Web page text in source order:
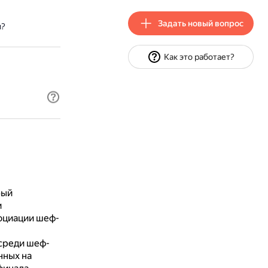
шеф-
шеф-
на
Задать новый вопрос
Как это работает?